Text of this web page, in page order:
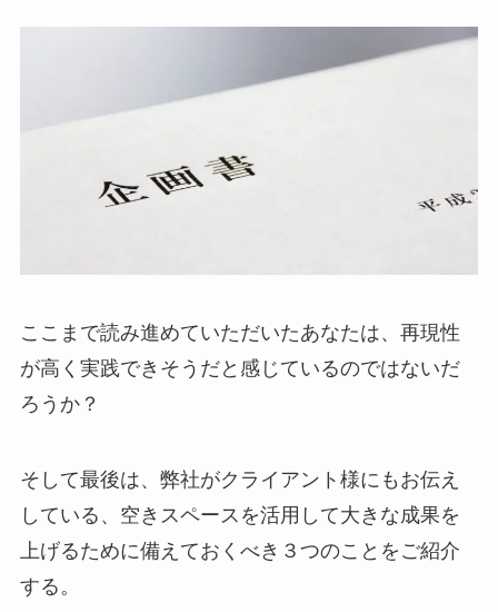
ここまで読み進めていただいたあなたは、再現性
が高く実践できそうだと感じているのではないだ
ろうか？
そして最後は、弊社がクライアント様にもお伝え
している、空きスペースを活用して大きな成果を
上げるために備えておくべき３つのことをご紹介
する。